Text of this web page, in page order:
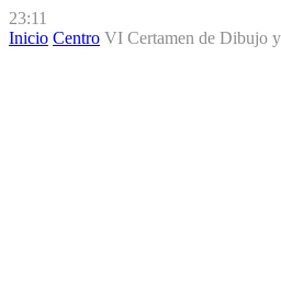
23:11
Inicio Centro VI Certamen de Dibujo